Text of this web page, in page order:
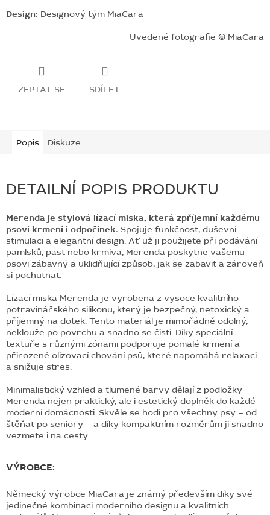
Design: Designový tým MiaCara
Uvedené fotografie © MiaCara
ZEPTAT SE SDÍLET
Popis Diskuze
DETAILNÍ POPIS PRODUKTU
Merenda je stylová lízací miska, která zpříjemní každému
psovi krmení i odpočinek. Spojuje funkčnost, duševní
stimulaci a elegantní design. Ať už ji použijete při podávání
pamlsků, past nebo krmiva, Merenda poskytne vašemu
psovi zábavný a uklidňující způsob, jak se zabavit a zároveň
si pochutnat.
Lízací miska Merenda je vyrobena z vysoce kvalitního
potravinářského silikonu, který je bezpečný, netoxický a
příjemný na dotek. Tento materiál je mimořádně odolný,
neklouže po povrchu a snadno se čistí. Díky speciální
textuře s různými zónami podporuje pomalé krmení a
přirozené olizovací chování psů, které napomáhá relaxaci
a snižuje stres.
Minimalistický vzhled a tlumené barvy dělají z podložky
Merenda nejen praktický, ale i estetický doplněk do každé
moderní domácnosti. Skvěle se hodí pro všechny psy – od
štěňat po seniory – a díky kompaktním rozměrům ji snadno
vezmete i na cesty.
VÝROBCE:
Německý výrobce MiaCara je známý především díky své
jedinečné kombinaci moderního designu a kvalitních